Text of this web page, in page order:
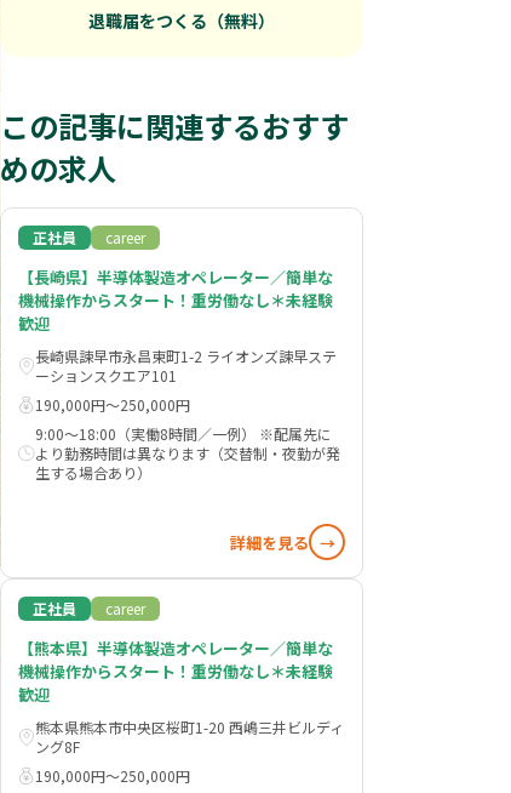
退職届をつくる（無料）
この記事に関連するおすす
めの求人
正社員 career
【長崎県】半導体製造オペレーター／簡単な
機械操作からスタート！重労働なし＊未経験
歓迎
長崎県諫早市永昌東町1-2 ライオンズ諫早ステ
ーションスクエア101
190,000円〜250,000円
9:00～18:00（実働8時間／一例） ※配属先に
より勤務時間は異なります（交替制・夜勤が発
生する場合あり）
詳細を見る →
正社員 career
【熊本県】半導体製造オペレーター／簡単な
機械操作からスタート！重労働なし＊未経験
歓迎
熊本県熊本市中央区桜町1-20 西嶋三井ビルディ
ング8F
190,000円〜250,000円